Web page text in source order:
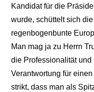
Kandidat für die
wurde, schüttelt sich
regenbogenbunte
Man mag ja zu Herrn
die Professionalität
Verantwortung für
strikt, dass man als